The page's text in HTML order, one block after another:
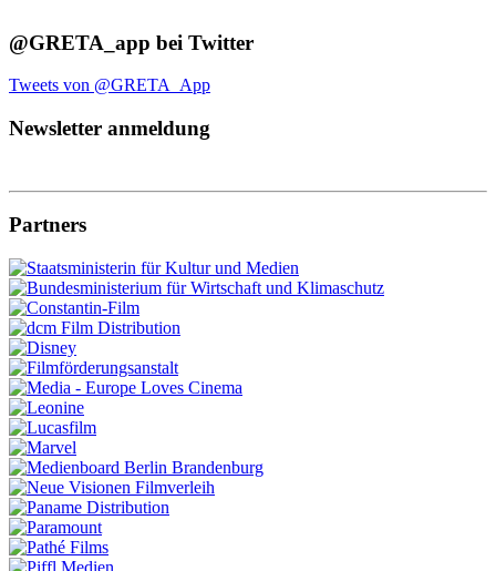
@GRETA_app bei Twitter
Tweets von @GRETA_App
Newsletter anmeldung
Partners